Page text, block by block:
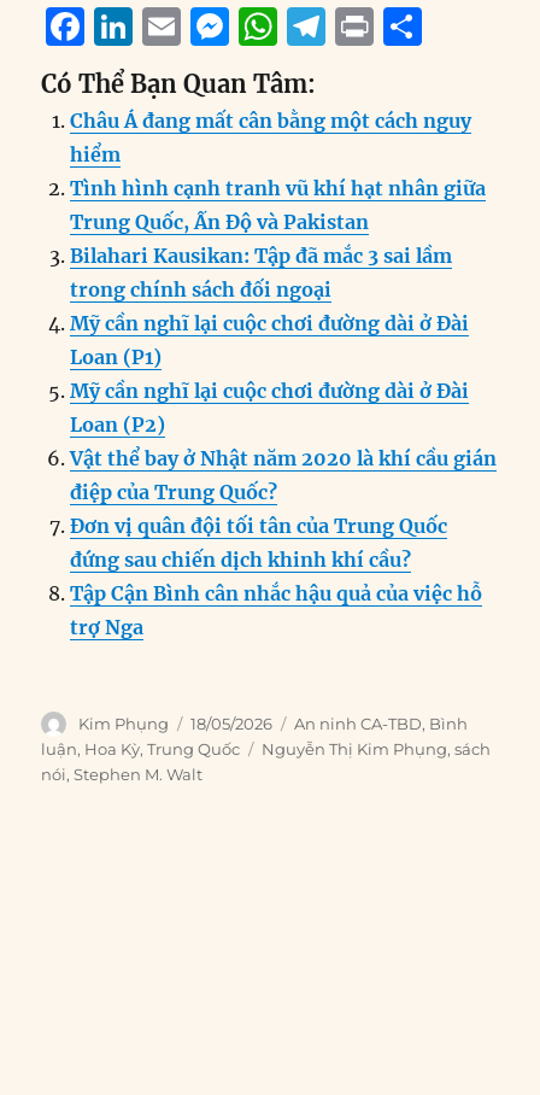
F
a
c
e
b
o
o
k
Li
n
k
e
d
I
n
E
m
ai
l
M
ss
e
n
g
er
W
h
at
s
A
p
p
T
g
r
a
m
P
n
t
re
Có Thể Bạn Quan Tâm:
Châu Á đang mất cân bằng một cách nguy
hiểm
Tình hình cạnh tranh vũ khí hạt nhân giữa
Trung Quốc, Ấn Độ và Pakistan
Bilahari Kausikan: Tập đã mắc 3 sai lầm
trong chính sách đối ngoại
Mỹ cần nghĩ lại cuộc chơi đường dài ở Đài
Loan (P1)
Mỹ cần nghĩ lại cuộc chơi đường dài ở Đài
Loan (P2)
Vật thể bay ở Nhật năm 2020 là khí cầu gián
điệp của Trung Quốc?
Đơn vị quân đội tối tân của Trung Quốc
đứng sau chiến dịch khinh khí cầu?
Tập Cận Bình cân nhắc hậu quả của việc hỗ
trợ Nga
Author
Kim Phụng
Posted
on
18/05/2026 Categories
An ninh CA-TBD, Bình
luận, Hoa Kỳ,Trung Quốc Tags
Nguyễn Thị Kim Phụng,sách
nói,Stephen M. Walt